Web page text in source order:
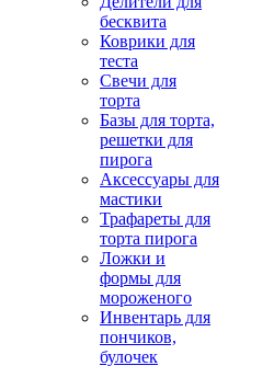
бесквита
Коврики для
теста
Свечи для
торта
Базы для торта,
решетки для
пирога
Аксессуары для
мастики
Трафареты для
торта пирога
Ложки и
формы для
мороженого
Инвентарь для
пончиков,
булочек